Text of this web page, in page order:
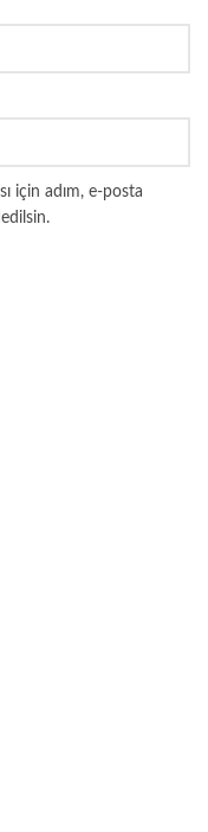
için adım, e-posta